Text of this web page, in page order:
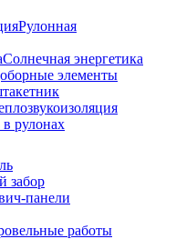
Рулонная
Солнечная энергетика
элементы
в рулонах
забор
панели
работы